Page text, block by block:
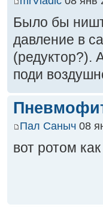
Было бы
давление в
(редуктор?).
поди
Пал Саныч 08
вот ротом